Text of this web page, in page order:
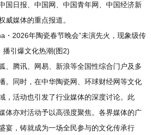
国日报、中国网、中国青年网、中国经济新
威媒体的重点报道。
、腾讯、网易、新浪等全国性综合门户及多
。同时，在中华陶瓷网、环球财经网等文化
，活动也引发了行业媒体的深度讨论。此
体亦对活动予以高强度聚焦。各界媒体的广
宴，铸就成为一场全民参与的文化传承行